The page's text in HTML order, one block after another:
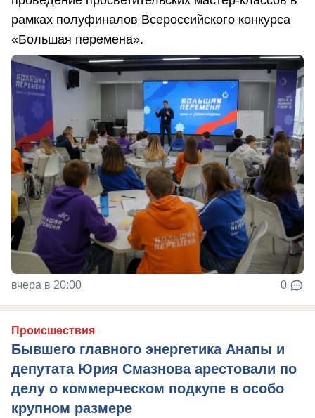
рамках полуфиналов Всероссийского конкурса
«Большая перемена».
вчера в 20:00 0
Происшествия
Бывшего главного энергетика Анапы и
депутата Юрия Смазнова арестовали по
делу о коммерческом подкупе в особо
крупном размере